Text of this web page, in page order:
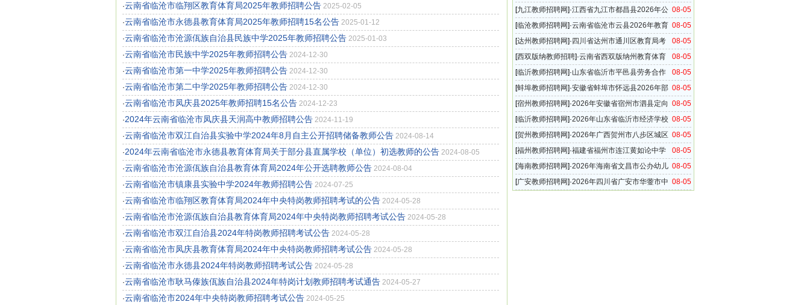
·云南省临沧市临翔区教育体育局2025年教师招聘公告 2025-02-05
·云南省临沧市永德县教育体育局2025年教师招聘15名公告 2025-01-12
·云南省临沧市沧源佤族自治县民族中学2025年教师招聘公告 2025-01-03
·云南省临沧市民族中学2025年教师招聘公告 2024-12-30
·云南省临沧市第一中学2025年教师招聘公告 2024-12-30
·云南省临沧市第二中学2025年教师招聘公告 2024-12-30
·云南省临沧市凤庆县2025年教师招聘15名公告 2024-12-23
·2024年云南省临沧市凤庆县天润高中教师招聘公告 2024-11-19
·云南省临沧市双江自治县实验中学2024年8月自主公开招聘储备教师公告 2024-08-14
·2024年云南省临沧市永德县教育体育局关于部分县直属学校（单位）初选教师的公告 2024-08-05
·云南省临沧市沧源佤族自治县教育体育局2024年公开选聘教师公告 2024-08-04
·云南省临沧市镇康县实验中学2024年教师招聘公告 2024-07-25
·云南省临沧市临翔区教育体育局2024年中央特岗教师招聘考试的公告 2024-05-28
·云南省临沧市沧源佤族自治县教育体育局2024年中央特岗教师招聘考试公告 2024-05-28
·云南省临沧市双江自治县2024年特岗教师招聘考试公告 2024-05-28
·云南省临沧市凤庆县教育体育局2024年中央特岗教师招聘考试公告 2024-05-28
·云南省临沧市永德县2024年特岗教师招聘考试公告 2024-05-28
·云南省临沧市耿马傣族佤族自治县2024年特岗计划教师招聘考试通告 2024-05-27
·云南省临沧市2024年中央特岗教师招聘考试公告 2024-05-25
师公开竞聘公告
08-05
[九江教师招聘网]·江西省九江市都昌县2026年公
开选调县内教师公告
08-05
[临沧教师招聘网]·云南省临沧市云县2026年教育
体育系统公开选聘教师的通告
08-05
[达州教师招聘网]· 四川省达州市通川区教育局考
核招聘2026届公费师范毕业生的公告
08-05
[西双版纳教师招聘]·云南省西双版纳州教育体育
局所属学校2026年公开选调教师公告
08-05
[临沂教师招聘网]·山东省临沂市平邑县劳务合作
总公司2026年公开招聘政府购买教学服务人员公告08-05
[蚌埠教师招聘网]·安徽省蚌埠市怀远县2026年部
分学校公开遴选教师公告
08-05
[宿州教师招聘网]·2026年安徽省宿州市泗县定向
培养乡村教师、优师专项师范毕业生专项招聘公告08-05
[临沂教师招聘网]·2026年山东省临沂市经济学校
教师招聘公告
08-05
[贺州教师招聘网]·2026年广西贺州市八步区城区
中小学公开选调教师简章
08-05
[福州教师招聘网]·福建省福州市连江黄如论中学
2026年秋季招聘教师公告
08-05
[海南教师招聘网]·2026年海南省文昌市公办幼儿
园编外教师考核续聘公告（第1号）
08-05
[广安教师招聘网]·2026年四川省广安市华蓥市中